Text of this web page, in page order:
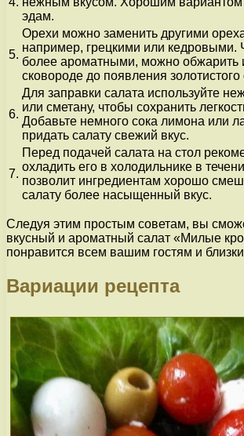
эдам.
5.
Орехи можно заменить другими
например, грецкими или кедровыми.
более ароматными, можно обжарить
сковороде до появления золотистого
6.
Для заправки салата используйте
или сметану, чтобы сохранить
Добавьте немного сока лимона или
придать салату свежий вкус.
7.
Перед подачей салата на стол
охладить его в холодильнике в
позволит ингредиентам хорошо
салату более насыщенный вкус.
Следуя этим простым советам, вы
вкусный и ароматный салат «Милые
понравится всем вашим гостям и
Вариации рецепта